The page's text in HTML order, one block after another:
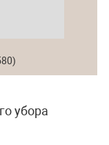
убора